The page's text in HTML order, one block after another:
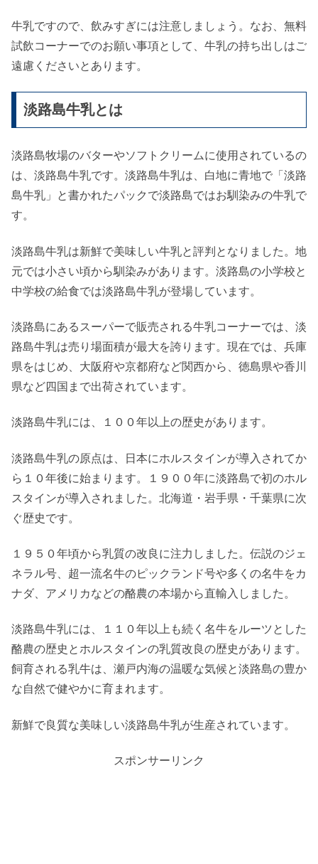
牛乳ですので、飲みすぎには注意しましょう。なお、無料
試飲コーナーでのお願い事項として、牛乳の持ち出しはご
遠慮くださいとあります。
淡路島牛乳とは
淡路島牧場のバターやソフトクリームに使用されているの
は、淡路島牛乳です。淡路島牛乳は、白地に青地で「淡路
島牛乳」と書かれたパックで淡路島ではお馴染みの牛乳で
す。
淡路島牛乳は新鮮で美味しい牛乳と評判となりました。地
元では小さい頃から馴染みがあります。淡路島の小学校と
中学校の給食では淡路島牛乳が登場しています。
淡路島にあるスーパーで販売される牛乳コーナーでは、淡
路島牛乳は売り場面積が最大を誇ります。現在では、兵庫
県をはじめ、大阪府や京都府など関西から、徳島県や香川
県など四国まで出荷されています。
淡路島牛乳には、１００年以上の歴史があります。
淡路島牛乳の原点は、日本にホルスタインが導入されてか
ら１０年後に始まります。１９００年に淡路島で初のホル
スタインが導入されました。北海道・岩手県・千葉県に次
ぐ歴史です。
１９５０年頃から乳質の改良に注力しました。伝説のジェ
ネラル号、超一流名牛のピックランド号や多くの名牛をカ
ナダ、アメリカなどの酪農の本場から直輸入しました。
淡路島牛乳には、１１０年以上も続く名牛をルーツとした
酪農の歴史とホルスタインの乳質改良の歴史があります。
飼育される乳牛は、瀬戸内海の温暖な気候と淡路島の豊か
な自然で健やかに育まれます。
新鮮で良質な美味しい淡路島牛乳が生産されています。
スポンサーリンク